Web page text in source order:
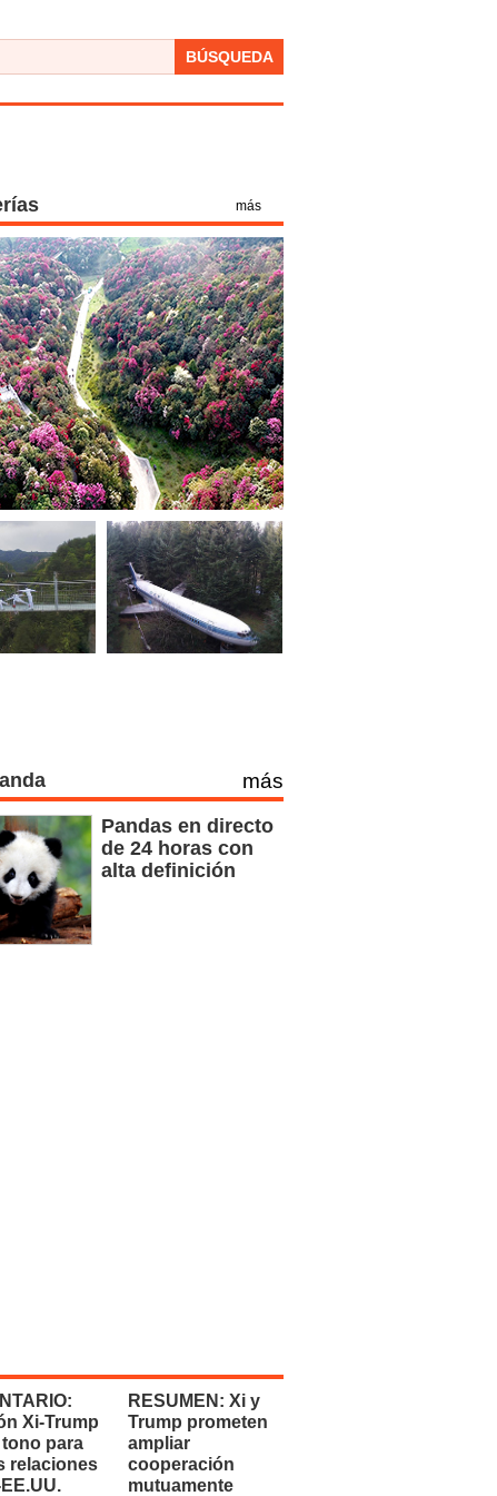
BÚSQUEDA
más
más
Pandas en directo
de 24 horas con
alta definición
Xi-Trump
para
relaciones
RESUMEN: Xi y
Trump prometen
ampliar
cooperación
mutuamente